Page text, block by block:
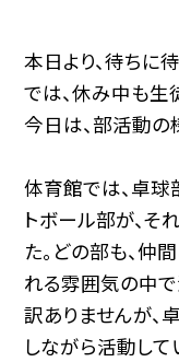
本日より、待ちに
では、休み中も生
今日は、部活動の
体育館では、卓球
トボール部が、
た。どの部も、仲
れる雰囲気の中で
訳ありませんが
しながら活動して